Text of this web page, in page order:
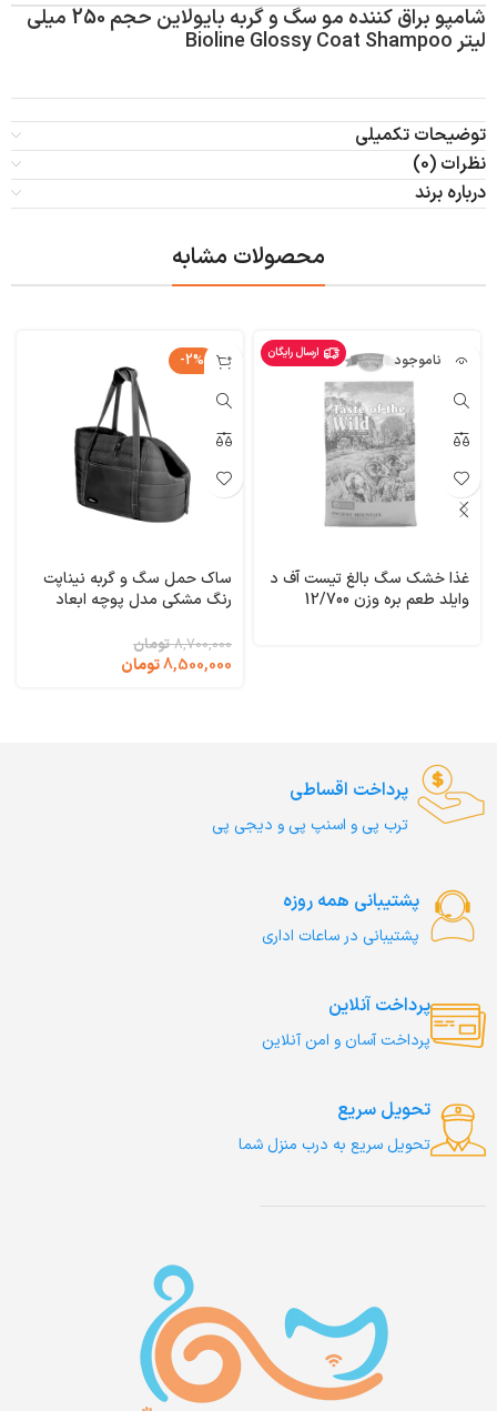
شامپو براق کننده مو سگ و گربه بایولاین حجم 250 میلی
لیتر Bioline Glossy Coat Shampoo
توضیحات تکمیلی
نظرات (0)
درباره برند
محصولات مشابه
ناموجود ارسال رایگان
غذا خشک سگ بالغ تیست آف د
وایلد طعم بره وزن 12/700
-2%
ساک حمل سگ و گربه نیناپت
رنگ مشکی مدل پوچه ابعاد
8,700,000 تومان
8,500,000تومان
پرداخت اقساطی
ترب‌ پی و اسنپ پی و دیجی پی
پشتیبانی همه روزه
پشتیبانی در ساعات اداری
پرداخت آنلاین
پرداخت آسان و امن آنلاین
تحویل سریع
تحویل سریع به درب منزل شما